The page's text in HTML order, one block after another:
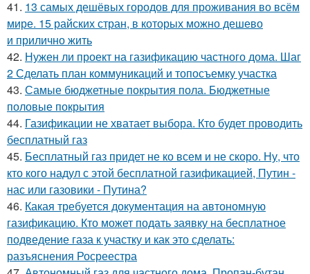
41. 13 самых дешёвых городов для проживания во всём
мире. 15 райских стран, в которых можно дешево
и прилично жить
42. Нужен ли проект на газификацию частного дома. Шаг
2 Сделать план коммуникаций и топосъемку участка
43. Самые бюджетные покрытия пола. Бюджетные
половые покрытия
44. Газификации не хватает выбора. Кто будет проводить
бесплатный газ
45. Бесплатный газ придет не ко всем и не скоро. Ну, что
кто кого надул с этой бесплатной газификацией, Путин -
нас или газовики - Путина?
46. Какая требуется документация на автономную
газификацию. Кто может подать заявку на бесплатное
подведение газа к участку и как это сделать:
разъяснения Росреестра